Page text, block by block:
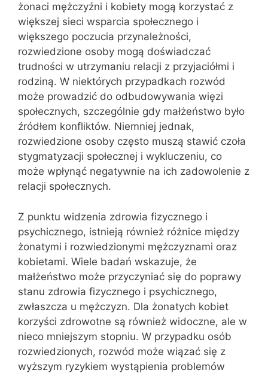
żonaci mężczyźni i kobiety mogą korzystać z
większej sieci wsparcia społecznego i
większego poczucia przynależności,
rozwiedzione osoby mogą doświadczać
trudności w utrzymaniu relacji z przyjaciółmi i
rodziną. W niektórych przypadkach rozwód
może prowadzić do odbudowywania więzi
społecznych, szczególnie gdy małżeństwo było
źródłem konfliktów. Niemniej jednak,
rozwiedzione osoby często muszą stawić czoła
stygmatyzacji społecznej i wykluczeniu, co
może wpłynąć negatywnie na ich zadowolenie z
relacji społecznych.
Z punktu widzenia zdrowia fizycznego i
psychicznego, istnieją również różnice między
żonatymi i rozwiedzionymi mężczyznami oraz
kobietami. Wiele badań wskazuje, że
małżeństwo może przyczyniać się do poprawy
stanu zdrowia fizycznego i psychicznego,
zwłaszcza u mężczyzn. Dla żonatych kobiet
korzyści zdrowotne są również widoczne, ale w
nieco mniejszym stopniu. W przypadku osób
rozwiedzionych, rozwód może wiązać się z
wyższym ryzykiem wystąpienia problemów